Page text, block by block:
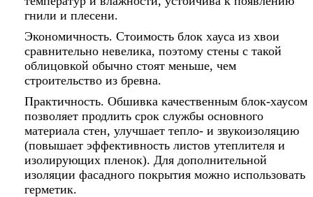
гнили и плесени.
Экономичность. Стоимость блок хауса из хвои
сравнительно невелика, поэтому стены с такой
облицовкой обычно стоят меньше, чем
строительство из бревна.
Практичность. Обшивка качественным блок-хаусом
позволяет продлить срок службы основного
материала стен, улучшает тепло- и звукоизоляцию
(повышает эффективность листов утеплителя и
изолирующих пленок). Для дополнительной
изоляции фасадного покрытия можно использовать
герметик.